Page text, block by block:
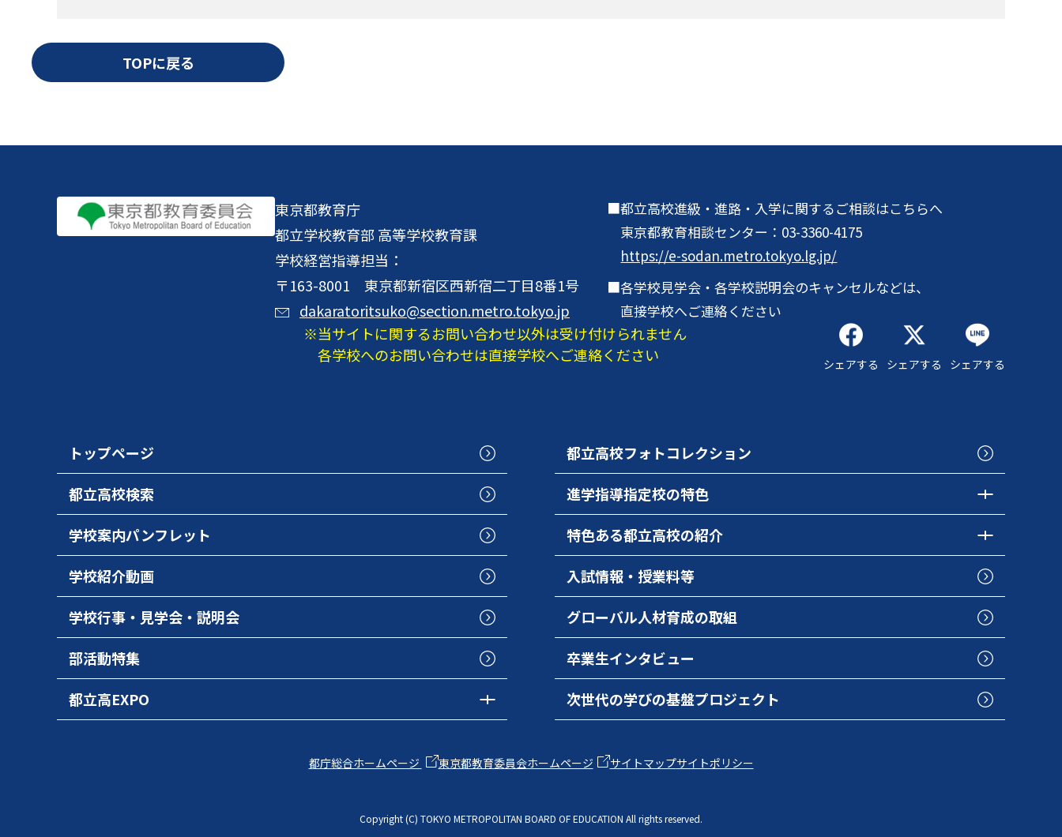
TOPに戻る
東京都教育庁
都立学校教育部 高等学校教育課
学校経営指導担当：
〒163-8001 東京都新宿区西新宿二丁目8番1号
dakaratoritsuko@section.metro.tokyo.jp
都立高校進級・進路・入学に関するご相談はこちらへ
東京都教育相談センター： 03-3360-4175
https://e-sodan.metro.tokyo.lg.jp/
各学校見学会・各学校説明会のキャンセルなどは、
直接学校へご連絡ください
当サイトに関するお問い合わせ以外は受け付けられません
各学校へのお問い合わせは直接学校へご連絡ください
シェアする シェアする シェアする
トップページ
都立高校検索
学校案内パンフレット
学校紹介動画
学校行事・見学会・説明会
部活動特集
都立高EXPO
都立高校フォトコレクション
進学指導指定校の特色
特色ある都立高校の紹介
入試情報・授業料等
グローバル人材育成の取組
卒業生インタビュー
次世代の学びの基盤プロジェクト
都庁総合ホームページ 東京都教育委員会ホームページ サイトマップサイトポリシー
Copyright (C) TOKYO METROPOLITAN BOARD OF EDUCATION All rights reserved.